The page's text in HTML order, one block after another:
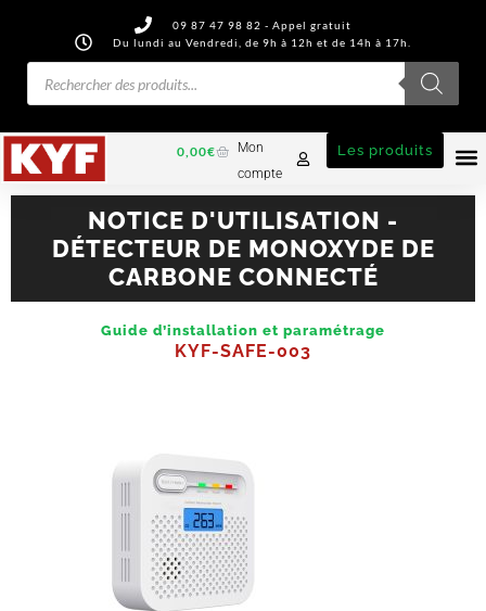
09 87 47 98 82 - Appel gratuit
Du lundi au Vendredi, de 9h à 12h et de 14h à 17h.
Les produits
Mon
compte
0,00€
NOTICE D'UTILISATION -
DÉTECTEUR DE MONOXYDE DE
CARBONE CONNECTÉ
Guide d’installation et paramétrage
KYF-SAFE-003